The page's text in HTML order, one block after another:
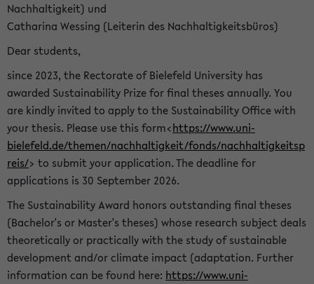
Nachhaltigkeit) und
Catharina Wessing (Leiterin des Nachhaltigkeitsbüros)
Dear students,
since 2023, the Rectorate of Bielefeld University has
awarded Sustainability Prize for final theses annually. You
are kindly invited to apply to the Sustainability Office with
your thesis. Please use this form<https://www.uni-
bielefeld.de/themen/nachhaltigkeit/fonds/nachhaltigkeitsp
reis/> to submit your application. The deadline for
applications is 30 September 2026.
The Sustainability Award honors outstanding final theses
(Bachelor's or Master's theses) whose research subject deals
theoretically or practically with the study of sustainable
development and/or climate impact (adaptation. Further
information can be found here: https://www.uni-